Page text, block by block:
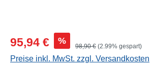
Verkaufspreis:
95,94 € % Regulärer Preis:
98,90 € (2.99% gespart)
Preise inkl. MwSt. zzgl. Versandkosten